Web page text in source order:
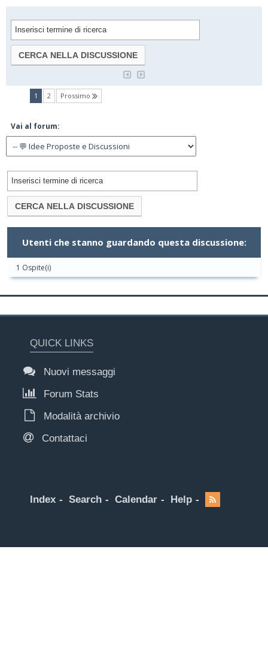
1 (current)
2 Prossimo
Vai al forum:
Utenti che stanno guardando questa discussione:
1 Ospite(i)
QUICK LINKS
Nuovi messaggi
Forum Stats
Modalità archivio
Contattaci
Index Search Calendar Help